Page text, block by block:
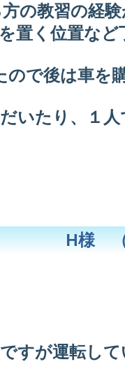
の教習の経
置く位置など
で後は車を
いたり、１
H様
すが運転し